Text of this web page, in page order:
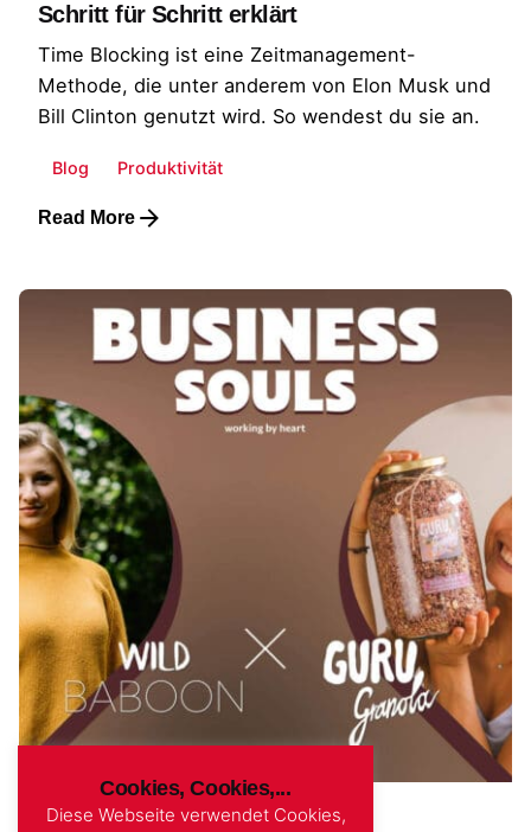
Schritt für Schritt erklärt
Time Blocking ist eine Zeitmanagement-
Methode, die unter anderem von Elon Musk und
Bill Clinton genutzt wird. So wendest du sie an.
Blog Produktivität
Read More
admin
12. Dezember 2022 3 Min. Lesezeit
Cookies, Cookies,...
Diese Webseite verwendet Cookies,